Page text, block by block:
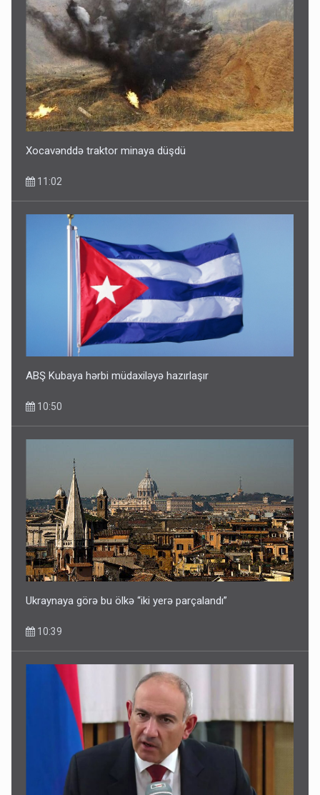
Xocavənddə traktor minaya düşdü
11:02
ABŞ Kubaya hərbi müdaxiləyə hazırlaşır
10:50
Ukraynaya görə bu ölkə “iki yerə parçalandı”
10:39